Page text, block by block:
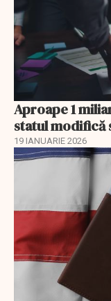
Aproape 1
statul modifică
19 IANUARIE 2026